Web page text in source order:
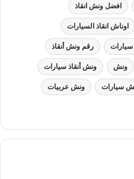
افضل ونش انقاذ
اوناش انقاذ السيارات
سيارات رقم ونش أنقاذ
ونش ونش أنقاذ سيارات
سيارات ونش عربيات